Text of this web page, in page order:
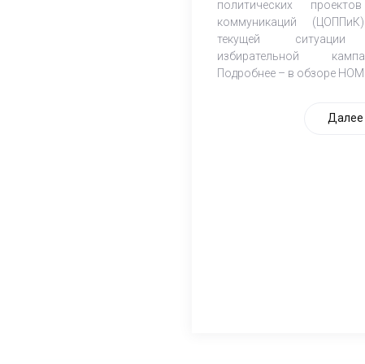
политических
коммуникаций
текущей
избирательной
Подробнее – в обзоре НОМ.
Далее